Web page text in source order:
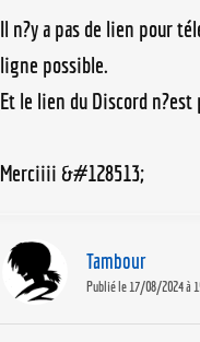
Il n?y a pas de lien pour
ligne possible.
Et le lien du Discord
Merciiii &#128513;
Tambour
Publié le 17/08/2024 à